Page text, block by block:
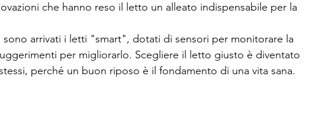
che hanno reso il letto un alleato indispensabile per la
arrivati i letti "smart", dotati di sensori per monitorare la
per migliorarlo. Scegliere il letto giusto è diventato
perché un buon riposo è il fondamento di una vita sana.